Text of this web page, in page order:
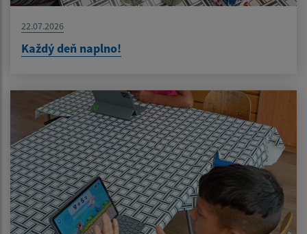
22.07.2026
Každý deň naplno!